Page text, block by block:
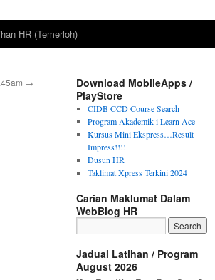
HR (Temerloh)
→
Download MobileApps /
PlayStore
CIDB CCD Course Search
Program Akademik i Learn Ace
Kursus Mini Ekspress…Result
Impress!!!!
Dusun HR
Taklimat Xpress Terkini 2024
Carian Maklumat Dalam
WebBlog HR
Jadual Latihan / Program
August 2026